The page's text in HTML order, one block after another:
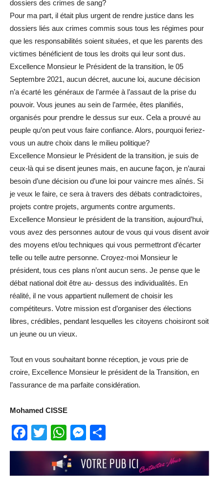
dossiers des crimes de sang?
Pour ma part, il était plus urgent de rendre justice dans les
dossiers liés aux crimes commis sous tous les régimes pour
que les responsabilités soient situées, et que les parents des
victimes bénéficient de tous les droits qui leur sont dus.
Excellence Monsieur le Président de la transition, le 05
Septembre 2021, aucun décret, aucune loi, aucune décision
n’a écarté les généraux de l’armée à l’assaut de la prise du
pouvoir. Vous jeunes au sein de l’armée, êtes planifiés,
organisés pour prendre le dessus sur eux. Cela a prouvé au
peuple qu’on peut vous faire confiance. Alors, pourquoi feriez-
vous un autre choix dans le milieu politique?
Excellence Monsieur le Président de la transition, je suis de
ceux-là qui se disent jeunes mais, en aucune façon, je n’aurai
besoin d’une décision ou d’une loi pour vaincre mes aînés. Si
je veux le faire, ce sera à travers des débats contradictoires,
projets contre projets, arguments contre arguments.
Excellence Monsieur le président de la transition, aujourd’hui,
vous avez des personnes autour de vous qui vous disent avoir
des moyens et/ou techniques qui vous permettront d’écarter
telle ou telle autre personne. Croyez-moi Monsieur le
président, tous ces plans n’ont aucun sens. Je pense que le
débat national doit être au- dessus des individualités. En
réalité, il ne vous appartient nullement de choisir les
compétiteurs. Votre mission est d’organiser des élections
libres, crédibles, pendant lesquelles les citoyens choisiront soit
un jeune ou un vieux.
Tout en vous souhaitant bonne réception, je vous prie de
croire, Excellence Monsieur le président de la Transition, en
l’assurance de ma parfaite considération.
Mohamed CISSE
Facebook
TwitterWhatsApp
Messenger